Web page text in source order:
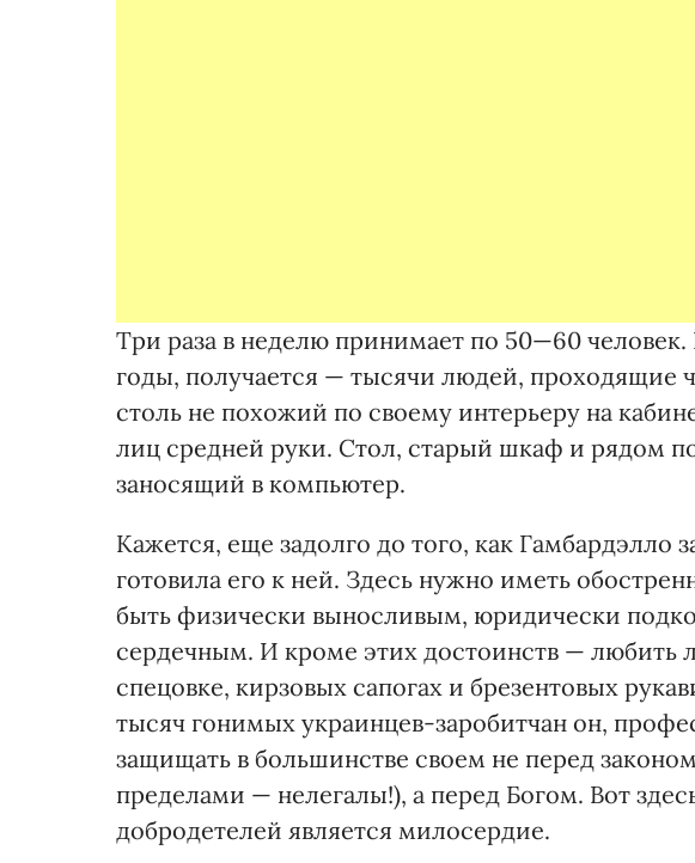
Три раза в неделю принимает по 50—60
годы, получается — тысячи людей, проходящие
столь не похожий по своему интерьеру на
лиц средней руки. Стол, старый шкаф и рядом
заносящий в компьютер.
Кажется, еще задолго до того, как Гамбардэлло
готовила его к ней. Здесь нужно иметь
быть физически выносливым, юридически
сердечным. И кроме этих достоинств — любить
спецовке, кирзовых сапогах и брезентовых
тысяч гонимых украинцев-заробитчан он,
защищать в большинстве своем не перед
пределами — нелегалы!), а перед Богом. Вот
добродетелей является милосердие.